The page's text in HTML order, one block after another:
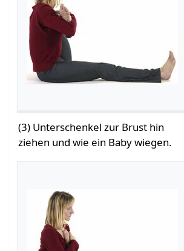
(3) Unterschenkel zur Brust hin
ziehen und wie ein Baby wiegen.